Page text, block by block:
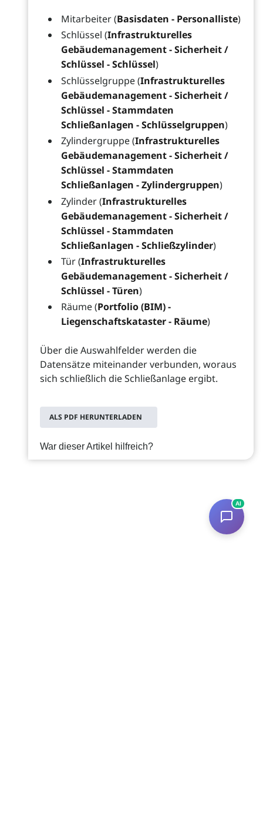
Mitarbeiter (Basisdaten - Personalliste)
Schlüssel (Infrastrukturelles
Gebäudemanagement - Sicherheit /
Schlüssel - Schlüssel)
Schlüsselgruppe (Infrastrukturelles
Gebäudemanagement - Sicherheit /
Schlüssel - Stammdaten
Schließanlagen - Schlüsselgruppen)
Zylindergruppe (Infrastrukturelles
Gebäudemanagement - Sicherheit /
Schlüssel - Stammdaten
Schließanlagen - Zylindergruppen)
Zylinder (Infrastrukturelles
Gebäudemanagement - Sicherheit /
Schlüssel - Stammdaten
Schließanlagen - Schließzylinder)
Tür (Infrastrukturelles
Gebäudemanagement - Sicherheit /
Schlüssel - Türen)
Räume (Portfolio (BIM) -
Liegenschaftskataster - Räume)
Über die Auswahlfelder werden die
Datensätze miteinander verbunden, woraus
sich schließlich die Schließanlage ergibt.
ALS PDF HERUNTERLADEN
War dieser Artikel hilfreich?
AI